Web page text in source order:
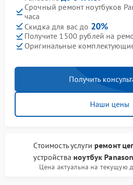
Срочный ремонт ноутбуков
часа
Скидка для вас до 20%
Получите 1500 рублей на
Оригинальные
Получить
Наши цены
Стоимость услуги ремонт
устройства ноутбук
Цена актуальна на текущую